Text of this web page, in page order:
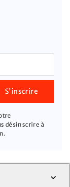
S’inscrire
désinscrire à